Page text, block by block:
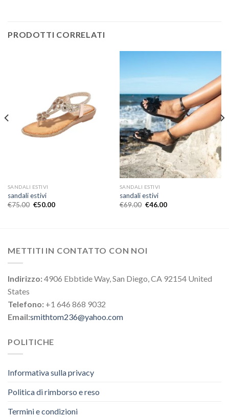
PRODOTTI CORRELATI
SANDALI ESTIVI
sandali estivi
€75.00 €50.00
SANDALI ESTIVI
sandali estivi
€69.00 €46.00
METTITI IN CONTATTO CON NOI
Indirizzo:4906 Ebbtide Way, San Diego, CA 92154 United
States
Telefono: +1 646 868 9032
Email:smithtom236@yahoo.com
POLITICHE
Informativa sulla privacy
Politica di rimborso e reso
Termini e condizioni